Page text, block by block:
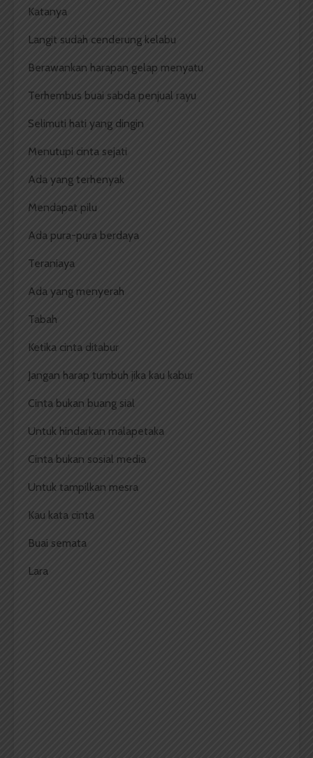
Katanya
Langit sudah cenderung kelabu
Berawankan harapan gelap menyatu
Terhembus buai sabda penjual rayu
Selimuti hati yang dingin
Menutupi cinta sejati
Ada yang terhenyak
Mendapat pilu
Ada pura-pura berdaya
Teraniaya
Ada yang menyerah
Tabah
Ketika cinta ditabur
Jangan harap tumbuh jika kau kabur
Cinta bukan buang sial
Untuk hindarkan malapetaka
Cinta bukan sosial media
Untuk tampilkan mesra
Kau kata cinta
Buai semata
Lara